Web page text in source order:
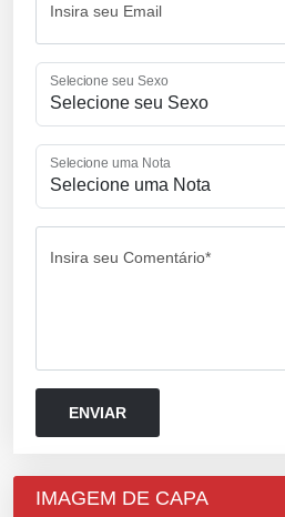
Insira seu Email
Selecione seu Sexo
Selecione uma Nota
Insira seu Comentário*
IMAGEM DE CAPA